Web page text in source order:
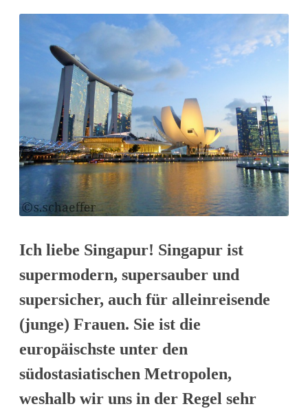
Ich liebe Singapur! Singapur ist
supermodern, supersauber und
supersicher, auch für alleinreisende
(junge) Frauen. Sie ist die
europäischste unter den
südostasiatischen Metropolen,
weshalb wir uns in der Regel sehr